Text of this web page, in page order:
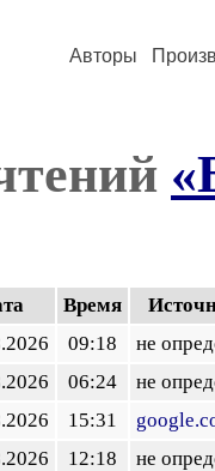
Авторы
Время
09:18
не
06:24
не
15:31
12:18
не